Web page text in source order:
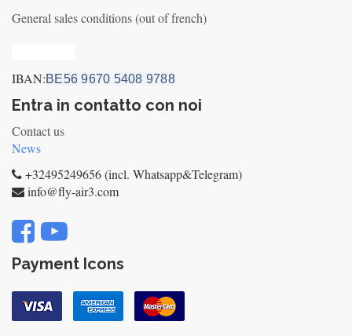
General sales conditions (out of french)
IBAN:BE56 9670 5408 9788
Entra in contatto con noi
Contact us
News
+32495249656 (incl. Whatsapp&Telegram)
info@fly-air3.com
Payment Icons